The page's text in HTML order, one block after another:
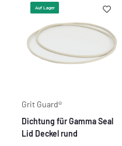
Auf Lager
Grit Guard®
Dichtung für Gamma Seal
Lid Deckel rund